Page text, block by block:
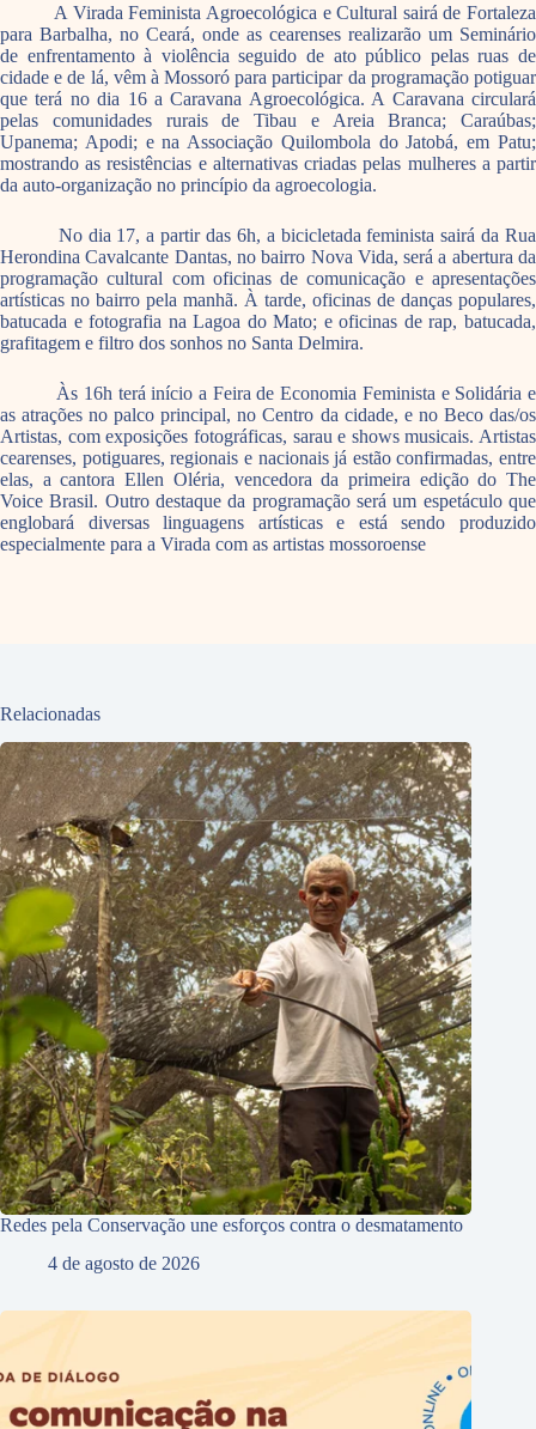
A Virada Feminista Agroecológica e Cultural sairá de Fortaleza
para Barbalha, no Ceará, onde as cearenses realizarão um Seminário
de enfrentamento à violência seguido de ato público pelas ruas de
cidade e de lá, vêm à Mossoró para participar da programação potiguar
que terá no dia 16 a Caravana Agroecológica. A Caravana circulará
pelas comunidades rurais de Tibau e Areia Branca; Caraúbas;
Upanema; Apodi; e na Associação Quilombola do Jatobá, em Patu;
mostrando as resistências e alternativas criadas pelas mulheres a partir
da auto-organização no princípio da agroecologia.
No dia 17, a partir das 6h, a bicicletada feminista sairá da Rua
Herondina Cavalcante Dantas, no bairro Nova Vida, será a abertura da
programação cultural com oficinas de comunicação e apresentações
artísticas no bairro pela manhã. À tarde, oficinas de danças populares,
batucada e fotografia na Lagoa do Mato; e oficinas de rap, batucada,
grafitagem e filtro dos sonhos no Santa Delmira.
Às 16h terá início a Feira de Economia Feminista e Solidária e
as atrações no palco principal, no Centro da cidade, e no Beco das/os
Artistas, com exposições fotográficas, sarau e shows musicais. Artistas
cearenses, potiguares, regionais e nacionais já estão confirmadas, entre
elas, a cantora Ellen Oléria, vencedora da primeira edição do The
Voice Brasil. Outro destaque da programação será um espetáculo que
englobará diversas linguagens artísticas e está sendo produzido
especialmente para a Virada com as artistas mossoroense
Relacionadas
Redes pela Conservação une esforços contra o desmatamento
4 de agosto de 2026